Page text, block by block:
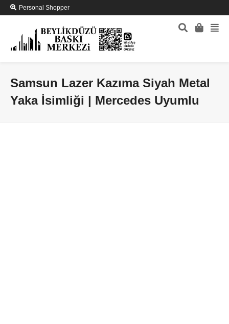
Personal Shopper
Samsun Lazer Kazıma Siyah Metal
Yaka İsimliği | Mercedes Uyumlu